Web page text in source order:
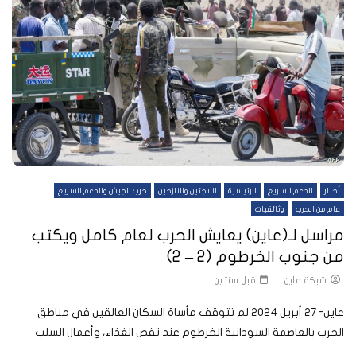
أخبار الدعم السريع الرئيسية اللاجئين والنازحين حرب الجيش والدعم السريع
عام من الحرب وثائقيات
مراسل لـ(عاين) يعايش الحرب لعام كامل ويكتب
من جنوب الخرطوم (2 – 2)
شبكة عاين قبل سنتين
عاين- 27 أبريل 2024 لم تتوقف مأساة السكان العالقين في مناطق
الحرب بالعاصمة السودانية الخرطوم عند نقص الغذاء، وأعمال السلب